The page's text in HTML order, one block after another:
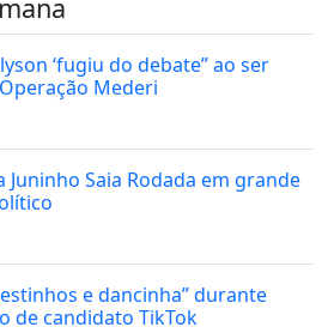
‘fugiu do debate” ao ser
Mederi
Juninho Saia Rodada em grande
e dancinha” durante
de candidato TikTok